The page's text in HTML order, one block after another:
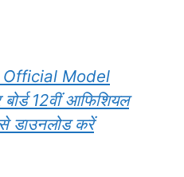
Model
12वीं आफिशियल
डाउनलोड करें